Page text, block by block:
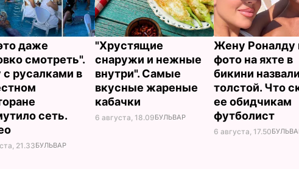
даже
смотреть".
русалками в
сеть.
21.33БУЛЬВАР
"Хрустящие
снаружи и нежные
внутри". Самые
вкусные жареные
кабачки
6 августа, 18.09БУЛЬВАР
Жену Роналду
фото на яхте в
бикини назвали
толстой. Что
ее обидчикам
футболист
6 августа, 17.50